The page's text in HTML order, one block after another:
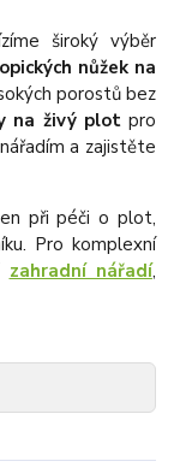
široký výběr
nůžek na
porostů bez
na živý plotpro
a zajistěte
při péči o plot,
Pro komplexní
zahradní nářadí,